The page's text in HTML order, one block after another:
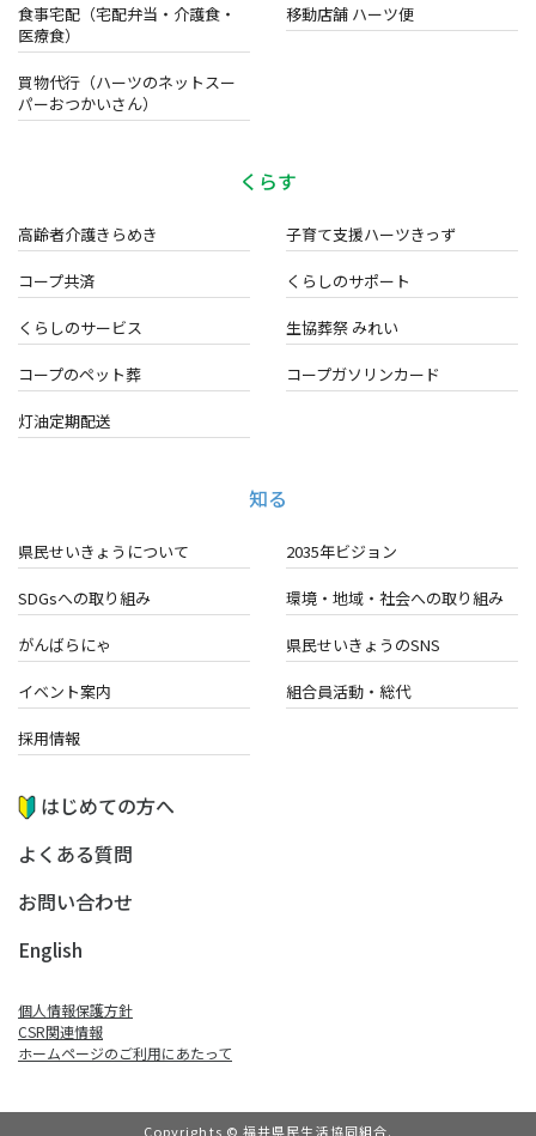
食事宅配（宅配弁当・介護食・
医療食）
移動店舗 ハーツ便
買物代行（ハーツのネットスー
パーおつかいさん）
くらす
高齢者介護きらめき 子育て支援ハーツきっず
コープ共済 くらしのサポート
くらしのサービス 生協葬祭 みれい
コープのペット葬 コープガソリンカード
灯油定期配送
知る
県民せいきょうについて 2035年ビジョン
SDGsへの取り組み 環境・地域・ 社会への取り組み
がんばらにゃ 県民せいきょうのSNS
イベント案内 組合員活動・総代
採用情報
はじめての方へ
よくある質問
お問い合わせ
English
個人情報保護方針
CSR関連情報
ホームページのご利⽤にあたって
Copyrights © 福井県民生活協同組合.